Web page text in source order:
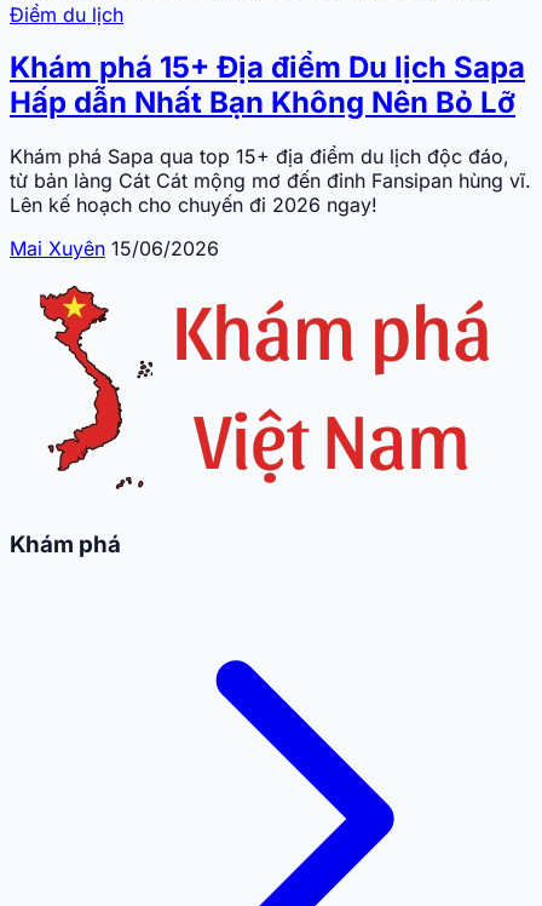
Điểm du lịch
Khám phá 15+ Địa điểm Du lịch Sapa
Hấp dẫn Nhất Bạn Không Nên Bỏ Lỡ
Khám phá Sapa qua top 15+ địa điểm du lịch độc đáo,
từ bản làng Cát Cát mộng mơ đến đỉnh Fansipan hùng vĩ.
Lên kế hoạch cho chuyến đi 2026 ngay!
Mai Xuyên 15/06/2026
Khám phá